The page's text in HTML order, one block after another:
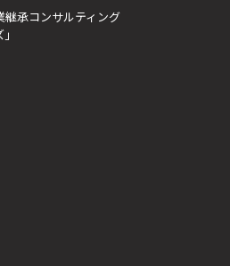
承コンサルティング